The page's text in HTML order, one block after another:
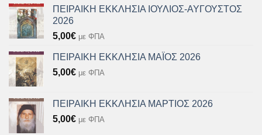
ΠΕΙΡΑΙΚΗ ΕΚΚΛΗΣΙΑ ΙΟΥΛΙΟΣ-ΑΥΓΟΥΣΤΟΣ
2026
5,00€ με ΦΠΑ
ΠΕΙΡΑΙΚΗ ΕΚΚΛΗΣΙΑ ΜΑΪΟΣ 2026
5,00€ με ΦΠΑ
ΠΕΙΡΑΙΚΗ ΕΚΚΛΗΣΙΑ ΜΑΡΤΙΟΣ 2026
5,00€ με ΦΠΑ